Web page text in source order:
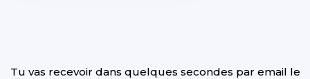
Tu vas recevoir dans quelques secondes par email le